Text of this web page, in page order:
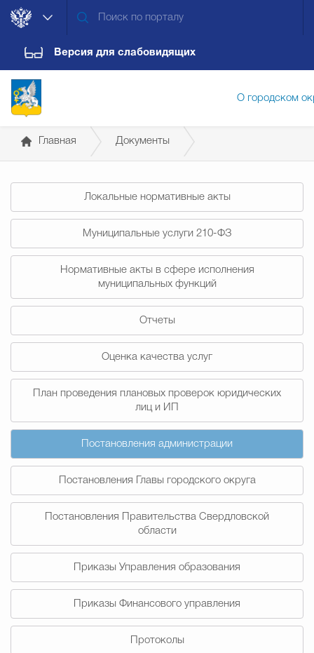
Версия для слабовидящих
О городском
Дума городского округа
Новости Обращения граждан
Противодействие
Муниципальные
Счётная палата Городского
Главная Документы
Локальные нормативные акты
Муниципальные услуги 210-ФЗ
Нормативные акты в сфере исполнения
муниципальных функций
Отчеты
Оценка качества услуг
План проведения плановых проверок юридических
лиц и ИП
Постановления администрации
Постановления Главы городского округа
Постановления Правительства Свердловской
области
Приказы Управления образования
Приказы Финансового управления
Протоколы